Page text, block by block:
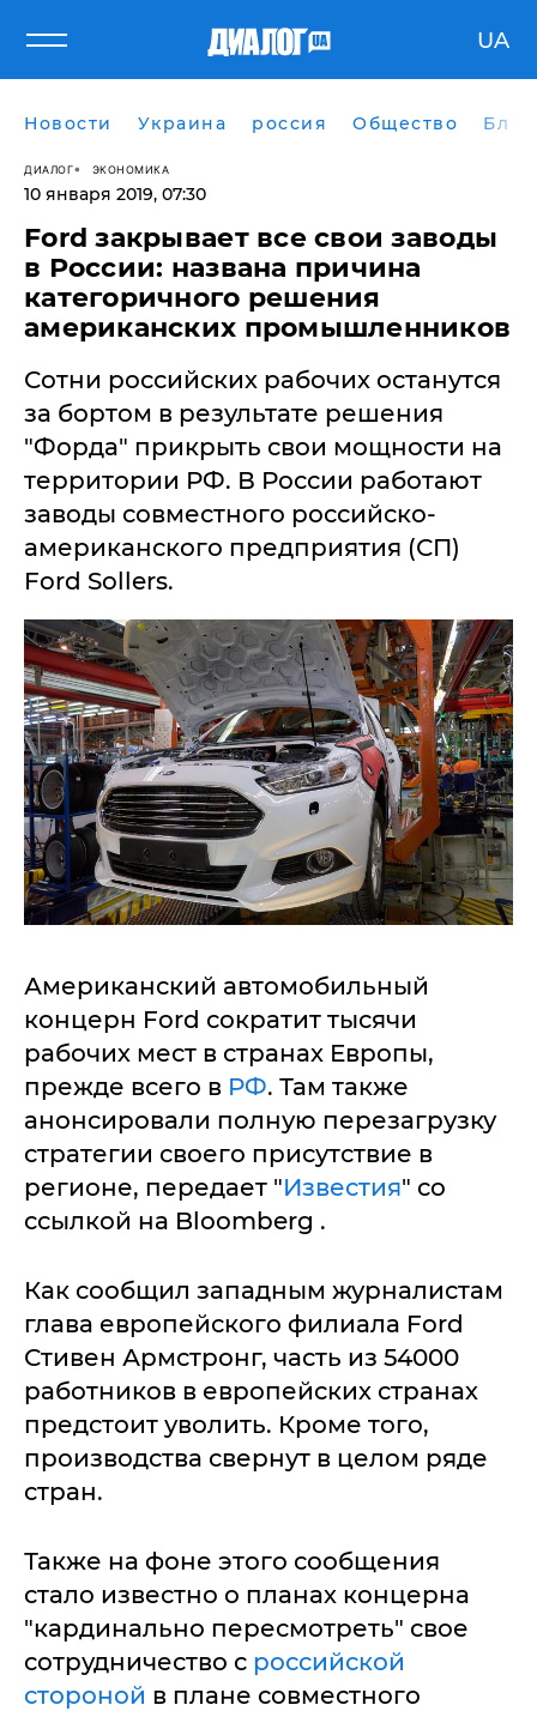
UA
Новости Украина россия Общество
ДИАЛОГ ЭКОНОМИКА
10 января 2019, 07:30
Ford закрывает все свои заводы
в России: названа причина
категоричного решения
американских промышленников
Сотни российских рабочих останутся
за бортом в результате решения
"Форда" прикрыть свои мощности на
территории РФ. В России работают
заводы совместного российско-
американского предприятия (СП)
Ford Sollers.
Американский автомобильный
концерн Ford сократит тысячи
рабочих мест в странах Европы,
прежде всего в РФ. Там также
анонсировали полную перезагрузку
стратегии своего присутствие в
регионе, передает "Известия" со
ссылкой на Bloomberg .
Как сообщил западным журналистам
глава европейского филиала Ford
Стивен Армстронг, часть из 54000
работников в европейских странах
предстоит уволить. Кроме того,
производства свернут в целом ряде
стран.
Также на фоне этого сообщения
стало известно о планах концерна
"кардинально пересмотреть" свое
сотрудничество с российской
стороной в плане совместного